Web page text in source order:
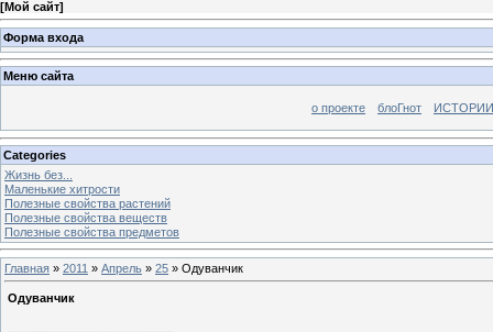
[Мой сайт]
Форма входа
Меню сайта
о проекте блоГнот
Categories
Жизнь без...
Маленькие хитрости
Полезные свойства растений
Полезные свойства веществ
Полезные свойства предметов
Главная » 2011 » Апрель » 25 » Одуванчик
Одуванчик